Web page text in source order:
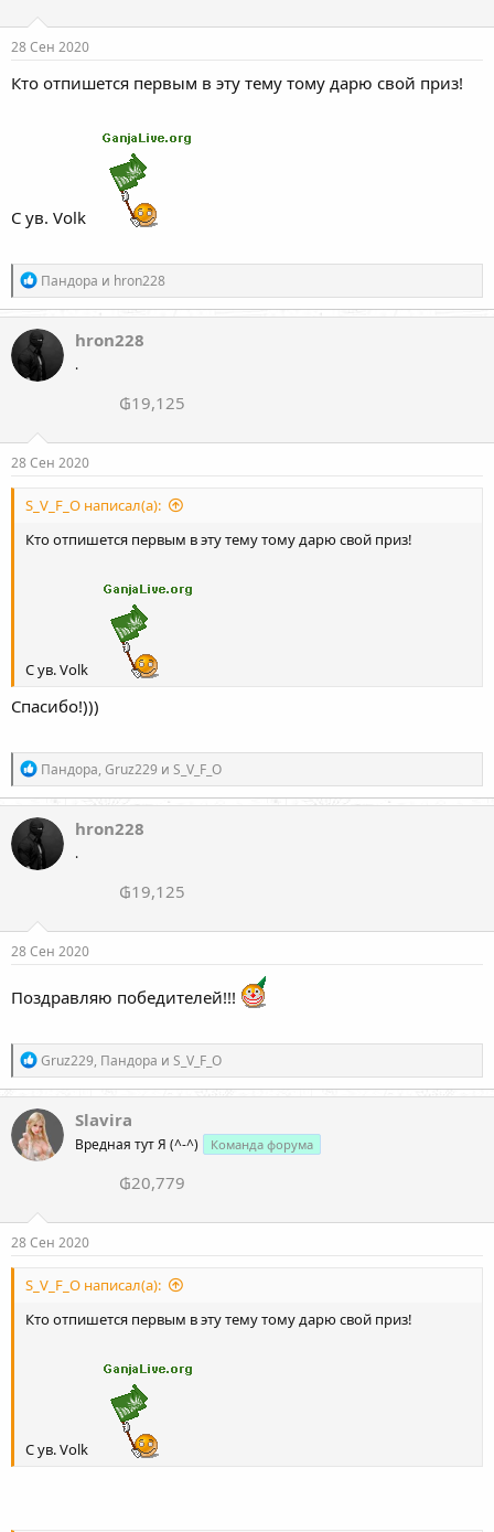
28 Сен 2020
Кто отпишется первым в эту тему тому дарю свой приз!
С ув. Volk
Р
е
а
к
ц
и
и
Пандора и hron228
hron228
.
₲19,125
28 Сен 2020
S_V_F_O написал(а):
Кто отпишется первым в эту тему тому дарю свой приз!
С ув. Volk
Спасибо!)))
Р
е
а
к
ц
и
и
Пандора, Gruz229 и S_V_F_O
hron228
.
₲19,125
28 Сен 2020
Поздравляю победителей!!!
Р
е
а
к
ц
и
и
Gruz229, Пандора и S_V_F_O
Slavira
Вредная тут Я (^-^) Команда форума
₲20,779
28 Сен 2020
S_V_F_O написал(а):
Кто отпишется первым в эту тему тому дарю свой приз!
С ув. Volk